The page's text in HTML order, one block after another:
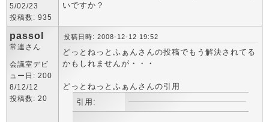
5/02/23
投稿数: 935
いですか？
passol
常連さん
会議室デビ
ュー日: 200
8/12/12
投稿数: 20
投稿日時: 2008-12-12 19:52
どっとねっとふぁんさんの投稿でもう解決されてる
かもしれませんが・・・
どっとねっとふぁんさんの引用
引用: